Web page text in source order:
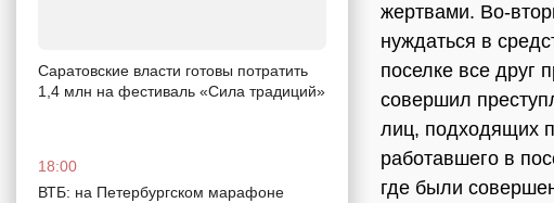
Саратовские власти готовы потратить
1,4 млн на фестиваль «Сила традиций»
18:00
ВТБ: на Петербургском марафоне
жертвами. Во-
нуждаться в
поселке все друг
совершил
лиц, подходящих
работавшего в
где были